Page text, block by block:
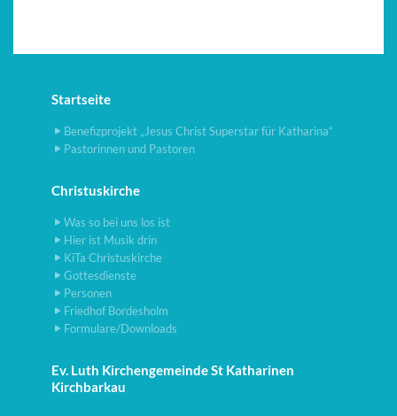
Startseite
Benefizprojekt „Jesus Christ Superstar für Katharina“
Pastorinnen und Pastoren
Christuskirche
Was so bei uns los ist
Hier ist Musik drin
KiTa Christuskirche
Gottesdienste
Personen
Friedhof Bordesholm
Formulare/Downloads
Ev. Luth Kirchengemeinde St Katharinen
Kirchbarkau